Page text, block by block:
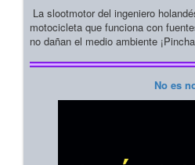
La slootmotor del ingeniero
motocicleta que funciona con
no dañan el medio ambiente
No es